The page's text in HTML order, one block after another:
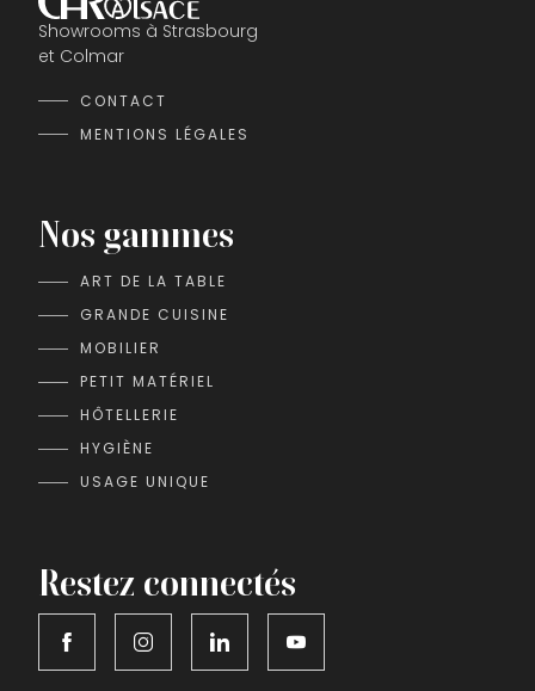
Showrooms à Strasbourg
et Colmar
CONTACT
MENTIONS LÉGALES
Nos gammes
ART DE LA TABLE
GRANDE CUISINE
MOBILIER
PETIT MATÉRIEL
HÔTELLERIE
HYGIÈNE
USAGE UNIQUE
Restez connectés